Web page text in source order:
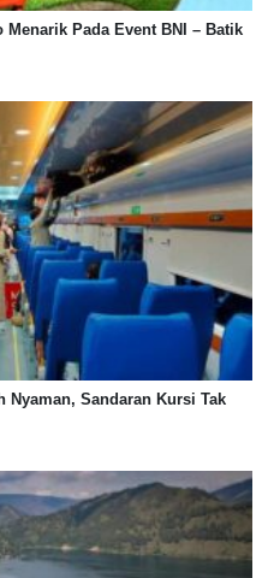
Pada Event BNI – Batik
Nyaman, Sandaran Kursi Tak